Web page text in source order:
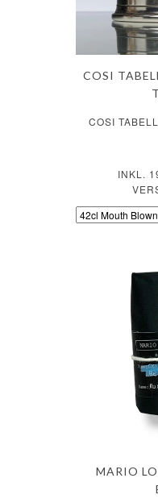
COSI
COSI
INKL.
MARIO